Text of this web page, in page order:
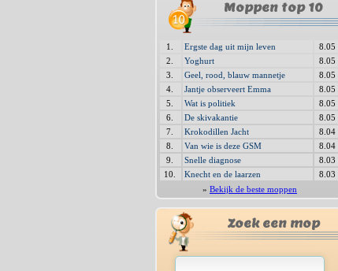
Moppen top 10
1. Ergste dag uit mijn leven
8.05
2.
Yoghurt
8.05
3.
Geel, rood, blauw mannetje
8.05
4.
Jantje observeert Emma
8.05
5.
Wat is politiek
8.05
6.
De skivakantie
8.05
7.
Krokodillen Jacht
8.04
8.
Van wie is deze GSM
8.04
9.
Snelle diagnose
8.03
10.
Knecht en de laarzen
8.03
» Bekijk de beste moppen
Zoek een mop